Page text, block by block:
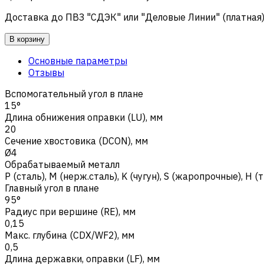
Доставка до ПВЗ "СДЭК" или "Деловые Линии" (платная)
В корзину
Основные параметры
Отзывы
Вспомогательный угол в плане
15°
Длина обнижения оправки (LU), мм
20
Сечение хвостовика (DCON), мм
Ø4
Обрабатываемый металл
Р (сталь), M (нерж.сталь), K (чугун), S (жаропрочные), H
Главный угол в плане
95°
Радиус при вершине (RE), мм
0,15
Макс. глубина (CDX/WF2), мм
0,5
Длина державки, оправки (LF), мм